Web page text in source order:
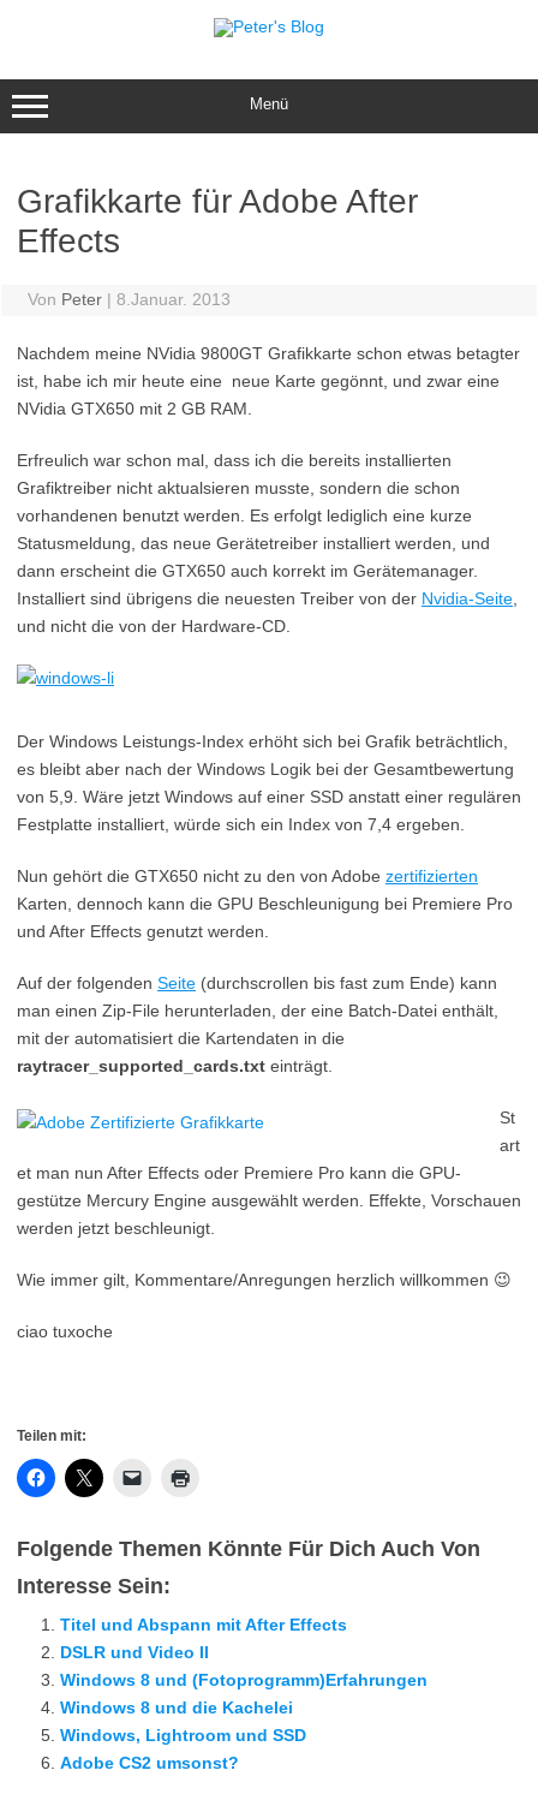
Menü
Grafikkarte für Adobe After
Effects
Von Peter | 8.Januar. 2013
Nachdem meine NVidia 9800GT Grafikkarte schon etwas betagter
ist, habe ich mir heute eine neue Karte gegönnt, und zwar eine
NVidia GTX650 mit 2 GB RAM.
Erfreulich war schon mal, dass ich die bereits installierten
Grafiktreiber nicht aktualsieren musste, sondern die schon
vorhandenen benutzt werden. Es erfolgt lediglich eine kurze
Statusmeldung, das neue Gerätetreiber installiert werden, und
dann erscheint die GTX650 auch korrekt im Gerätemanager.
Installiert sind übrigens die neuesten Treiber von der Nvidia-Seite
und nicht die von der Hardware-CD.
Der Windows Leistungs-Index erhöht sich bei Grafik beträchtlich,
es bleibt aber nach der Windows Logik bei der Gesamtbewertung
von 5,9. Wäre jetzt Windows auf einer SSD anstatt einer regulären
Festplatte installiert, würde sich ein Index von 7,4 ergeben.
Nun gehört die GTX650 nicht zu den von Adobe zertifizierten
Karten, dennoch kann die GPU Beschleunigung bei Premiere Pro
und After Effects genutzt werden.
Auf der folgenden Seite (durchscrollen bis fast zum Ende) kann
man einen Zip-File herunterladen, der eine Batch-Datei enthält,
mit der automatisiert die Kartendaten in die
raytracer_supported_cards.txt einträgt.
St
art
et man nun After Effects oder Premiere Pro kann die GPU-
gestütze Mercury Engine ausgewählt werden. Effekte, Vorschauen
werden jetzt beschleunigt.
Wie immer gilt, Kommentare/Anregungen herzlich willkommen 😉
ciao tuxoche
Teilen mit:
Folgende Themen Könnte Für Dich Auch Von
Interesse Sein:
Titel und Abspann mit After Effects
DSLR und Video II
Windows 8 und (Fotoprogramm)Erfahrungen
Windows 8 und die Kachelei
Windows, Lightroom und SSD
Adobe CS2 umsonst?